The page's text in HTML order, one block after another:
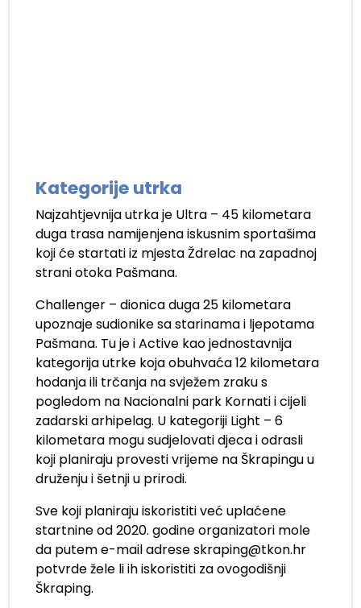
Kategorije utrka
Najzahtjevnija utrka je Ultra – 45 kilometara
duga trasa namijenjena iskusnim sportašima
koji će startati iz mjesta Ždrelac na zapadnoj
strani otoka Pašmana.
Challenger – dionica duga 25 kilometara
upoznaje sudionike sa starinama i ljepotama
Pašmana. Tu je i Active kao jednostavnija
kategorija utrke koja obuhvaća 12 kilometara
hodanja ili trčanja na svježem zraku s
pogledom na Nacionalni park Kornati i cijeli
zadarski arhipelag. U kategoriji Light – 6
kilometara mogu sudjelovati djeca i odrasli
koji planiraju provesti vrijeme na Škrapingu u
druženju i šetnji u prirodi.
Sve koji planiraju iskoristiti već uplaćene
startnine od 2020. godine organizatori mole
da putem e-mail adrese skraping@tkon.hr
potvrde žele li ih iskoristiti za ovogodišnji
Škraping.